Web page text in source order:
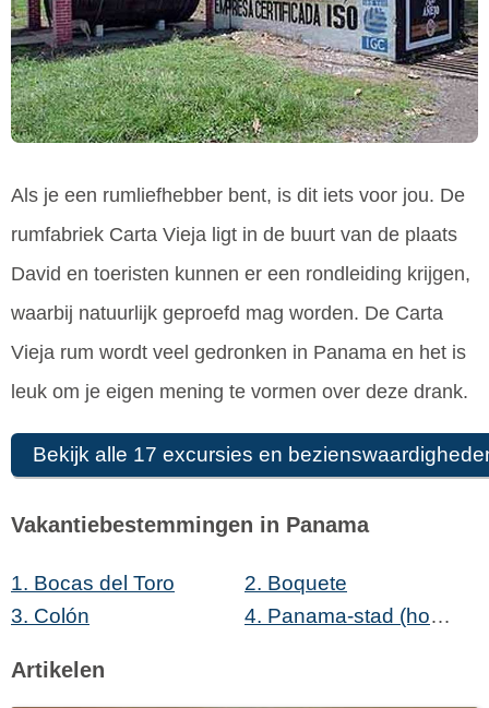
Als je een rumliefhebber bent, is dit iets voor jou. De
rumfabriek Carta Vieja ligt in de buurt van de plaats
David en toeristen kunnen er een rondleiding krijgen,
waarbij natuurlijk geproefd mag worden. De Carta
Vieja rum wordt veel gedronken in Panama en het is
leuk om je eigen mening te vormen over deze drank.
Bekijk alle 17 excursies en
Vakantiebestemmingen in Panama
1. Bocas del Toro 2. Boquete
3. Colón 4. Panama-stad (hoofdstad)
Artikelen